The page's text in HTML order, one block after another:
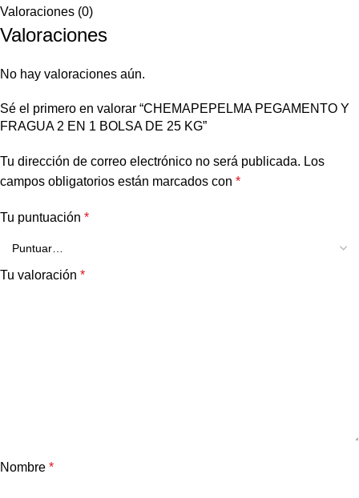
Valoraciones (0)
Valoraciones
No hay valoraciones aún.
Sé el primero en valorar “CHEMAPEPELMA PEGAMENTO Y
FRAGUA 2 EN 1 BOLSA DE 25 KG”
Tu dirección de correo electrónico no será publicada. Los
campos obligatorios están marcados con *
Tu puntuación *
Tu valoración *
Nombre *